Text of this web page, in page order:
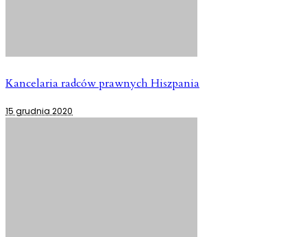
Kancelaria radców prawnych Hiszpania
15 grudnia 2020